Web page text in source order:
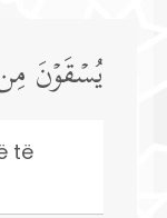
یُسۡقَوۡنَ
të